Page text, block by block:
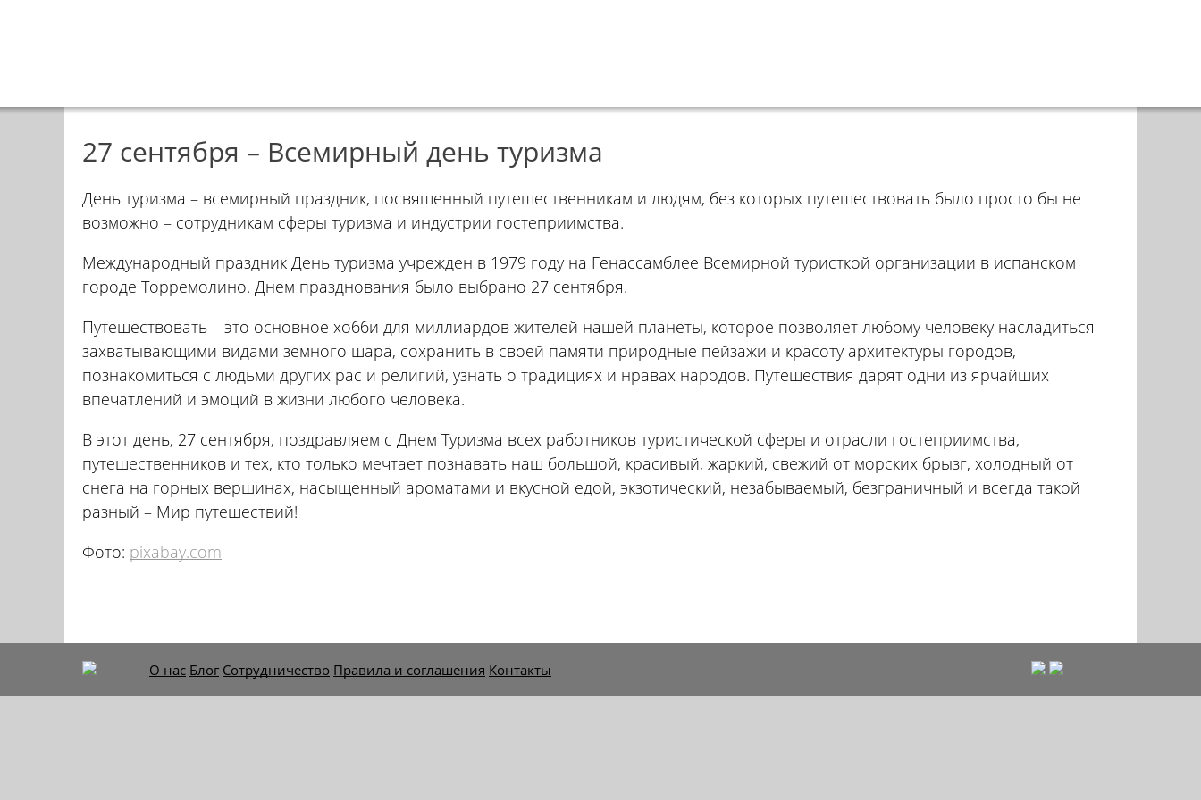
27 сентября – Всемирный день туризма
День туризма – всемирный праздник, посвященный путешественникам и людям, без которых путешествовать было просто бы не
возможно – сотрудникам сферы туризма и индустрии гостеприимства.
Международный праздник День туризма учрежден в 1979 году на Генассамблее Всемирной туристкой организации в испанском
городе Торремолино. Днем празднования было выбрано 27 сентября.
Путешествовать – это основное хобби для миллиардов жителей нашей планеты, которое позволяет любому человеку насладиться
захватывающими видами земного шара, сохранить в своей памяти природные пейзажи и красоту архитектуры городов,
познакомиться с людьми других рас и религий, узнать о традициях и нравах народов. Путешествия дарят одни из ярчайших
впечатлений и эмоций в жизни любого человека.
В этот день, 27 сентября, поздравляем с Днем Туризма всех работников туристической сферы и отрасли гостеприимства,
путешественников и тех, кто только мечтает познавать наш большой, красивый, жаркий, свежий от морских брызг, холодный от
снега на горных вершинах, насыщенный ароматами и вкусной едой, экзотический, незабываемый, безграничный и всегда такой
разный – Мир путешествий!
Фото: pixabay.com
О нас Блог Сотрудничество Правила и соглашения Контакты